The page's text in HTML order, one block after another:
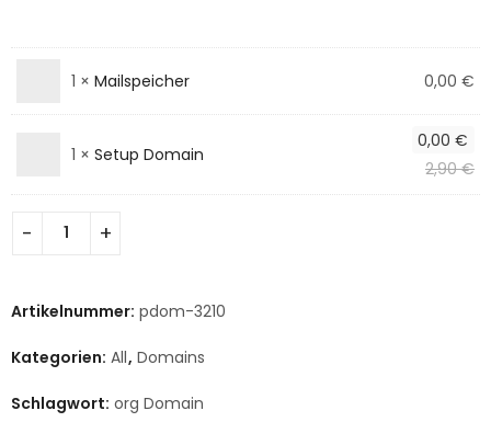
1 × Mailspeicher 0,00 €
1 × Setup Domain
0,00€
2,90€
Artikelnummer: pdom-3210
Kategorien: All, Domains
Schlagwort: org Domain